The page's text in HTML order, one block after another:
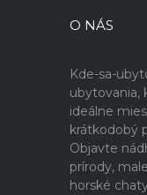
O NÁS
Kde-sa-
ubytovania,
ideálne
krátkodobý
Objavte
prírody,
horské